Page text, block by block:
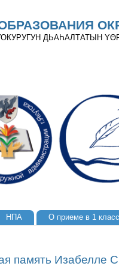
ДЬАҺАЛТАТЫН
НПА О приеме в 1 класс
память Изабелле